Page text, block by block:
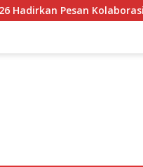
Kolaborasi, Pangdam